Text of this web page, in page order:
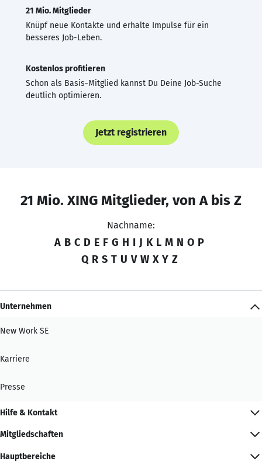
21 Mio. Mitglieder
Knüpf neue Kontakte und erhalte Impulse für ein
besseres Job-Leben.
Kostenlos profitieren
Schon als Basis-Mitglied kannst Du Deine Job-Suche
deutlich optimieren.
Jetzt registrieren
21 Mio. XING Mitglieder, von A bis Z
Nachname:
A B C D E F G H I J K L M N O P
Q R S T U V W X Y Z
Unternehmen
New Work SE
Karriere
Presse
Hilfe & Kontakt
Mitgliedschaften
Hauptbereiche